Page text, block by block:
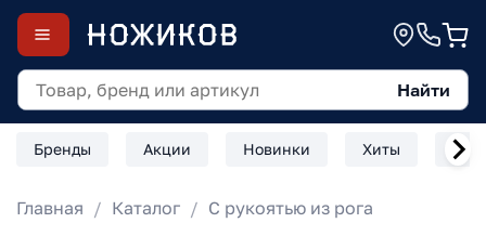
Найти
Бренды Акции Новинки Хиты
Главная Каталог С рукоятью из рога